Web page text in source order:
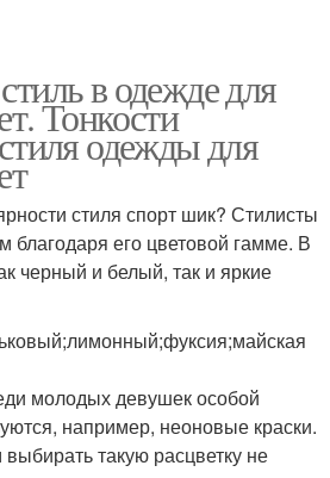
в одежде для
Тонкости
одежды для
стиля спорт шик? Стилисты
благодаря его цветовой гамме. В
черный и белый, так и яркие
молодых девушек особой
например, неоновые краски.
такую расцветку не